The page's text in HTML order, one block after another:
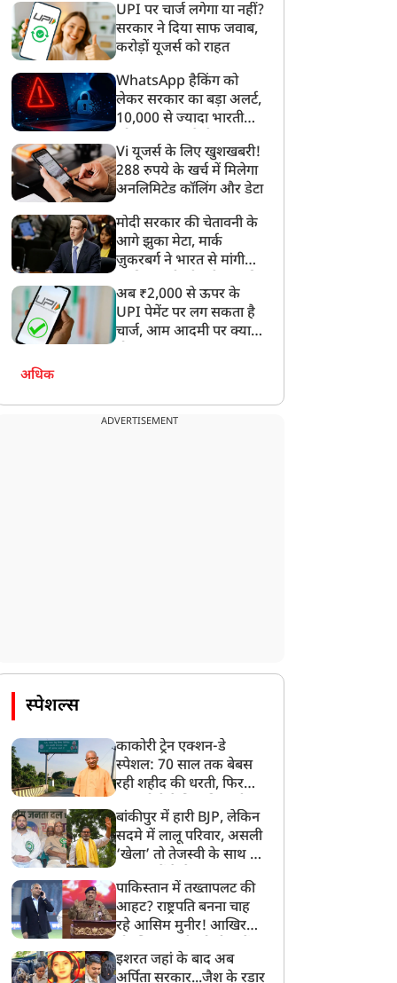
UPI पर चार्ज लगेगा या नहीं?
सरकार ने दिया साफ जवाब,
करोड़ों यूजर्स को राहत
WhatsApp हैकिंग को
लेकर सरकार का बड़ा अलर्ट,
10,000 से ज्यादा भारतीयों
गया
Vi यूजर्स के लिए खुशखबरी!
288 रुपये के खर्च में मिलेगा
अनलिमिटेड कॉलिंग और डेटा
मोदी सरकार की चेतावनी के
आगे झुका मेटा, मार्क
ज़ुकरबर्ग ने भारत से मांगी
अब ₹2,000 से ऊपर के
UPI पेमेंट पर लग सकता है
चार्ज, आम आदमी पर क्या
अधिक
ADVERTISEMENT
स्पेशल्स
काकोरी ट्रेन एक्शन-डे
स्पेशल: 70 साल तक बेबस
रही शहीद की धरती, फिर
पीढ़ियों का दर्द
बांकीपुर में हारी BJP, लेकिन
सदमे में लालू परिवार, असली
‘खेला’ तो तेजस्वी के साथ हो
पाकिस्तान में तख्तापलट की
आहट? राष्ट्रपति बनना चाह
रहे आसिम मुनीर! आखिर
बनाया मोहरा?
इशरत जहां के बाद अब
अर्पिता सरकार...जैश के रडार